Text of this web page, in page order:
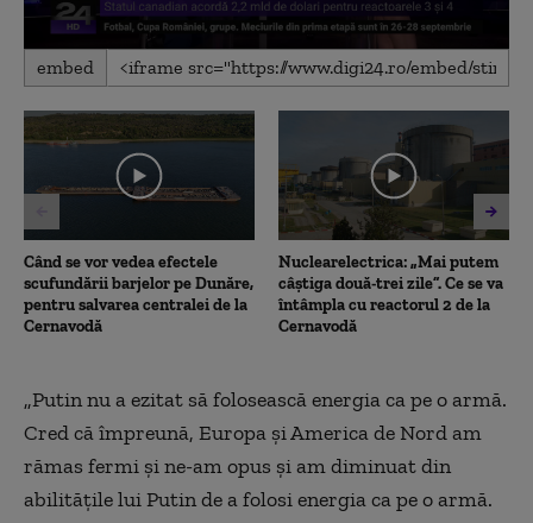
0
seconds
1
minute,
embed
Când se vor vedea efectele
scufundării barjelor pe Dunăre,
pentru salvarea centralei de la
Cernavodă
Nuclearelectrica: „Mai putem
câștiga două-trei zile”. Ce se va
întâmpla cu reactorul 2 de la
Cernavodă
„Putin nu a ezitat să folosească energia ca pe o armă.
Cred că împreună, Europa și America de Nord am
rămas fermi și ne-am opus și am diminuat din
abilitățile lui Putin de a folosi energia ca pe o armă.